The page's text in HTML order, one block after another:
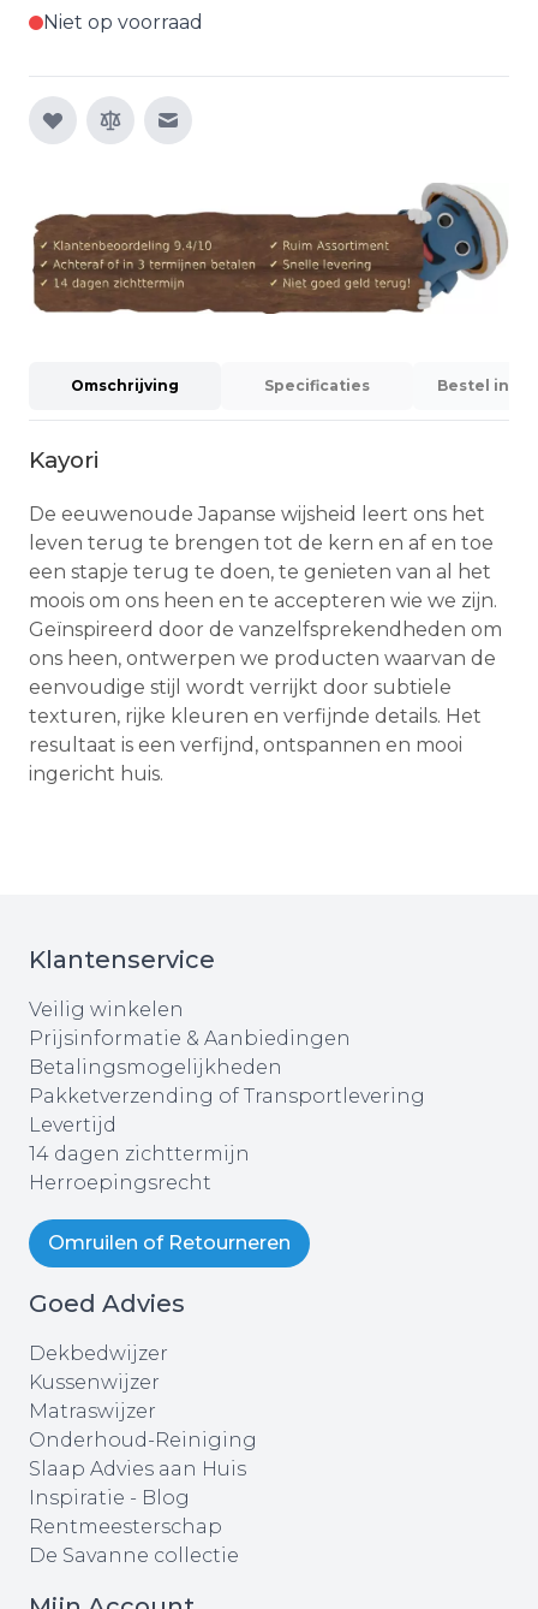
Niet op voorraad
E-mail naar een vriend
Omschrijving Specificaties Bestel
Kayori
De eeuwenoude Japanse wijsheid leert ons het
leven terug te brengen tot de kern en af en toe
een stapje terug te doen, te genieten van al het
moois om ons heen en te accepteren wie we zijn.
Geïnspireerd door de vanzelfsprekendheden om
ons heen, ontwerpen we producten waarvan de
eenvoudige stijl wordt verrijkt door subtiele
texturen, rijke kleuren en verfijnde details. Het
resultaat is een verfijnd, ontspannen en mooi
ingericht huis.
Klantenservice
Veilig winkelen
Prijsinformatie & Aanbiedingen
Betalingsmogelijkheden
Pakketverzending of Transportlevering
Levertijd
14 dagen zichttermijn
Herroepingsrecht
Omruilen of Retourneren
Goed Advies
Dekbedwijzer
Kussenwijzer
Matraswijzer
Onderhoud-Reiniging
Slaap Advies aan Huis
Inspiratie - Blog
Rentmeesterschap
De Savanne collectie